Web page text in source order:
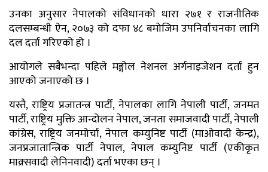
उनका अनुसार नेपालको संविधानको धारा २७१ र राजनीतिक
दलसम्बन्धी ऐन, २०७३ को दफा ४८ बमोजिम उपनिर्वाचनका लागि
दल दर्ता गरिएको हो ।
आयोगले सबैभन्दा पहिले मङ्गोल नेशनल अर्गनाइजेशन दर्ता हुन
आएको जनाएको छ ।
यस्तै, राष्ट्रिय प्रजातन्त्र पार्टी, नेपालका लागि नेपाली पार्टी, जनमत
पार्टी, राष्ट्रिय मुक्ति आन्दोलन नेपाल, जनता समाजवादी पार्टी, नेपाली
कांग्रेस, राष्ट्रिय जनमोर्चा, नेपाल कम्युनिष्ट पार्टी (माओवादी केन्द्र),
जनप्रजातान्त्रिक पार्टी नेपाल, नेपाल कम्युनिष्ट पार्टी (एकीकृत
माक्र्सवादी लेनिनवादी) दर्ता भएका छन् ।